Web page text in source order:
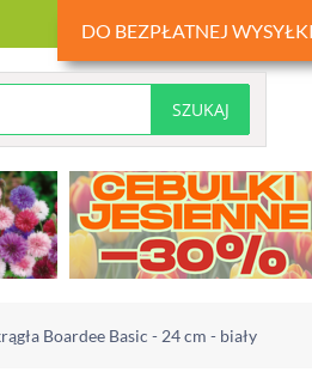
DO BEZPŁATNEJ
Boardee Basic - 24 cm - biały